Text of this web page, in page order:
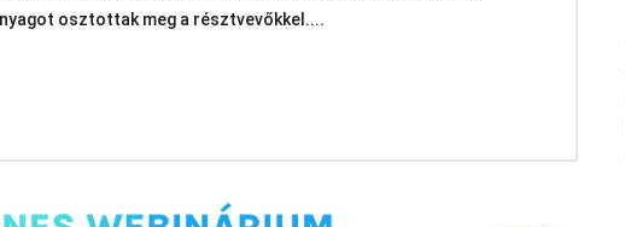
osztottak meg a résztvevőkkel....